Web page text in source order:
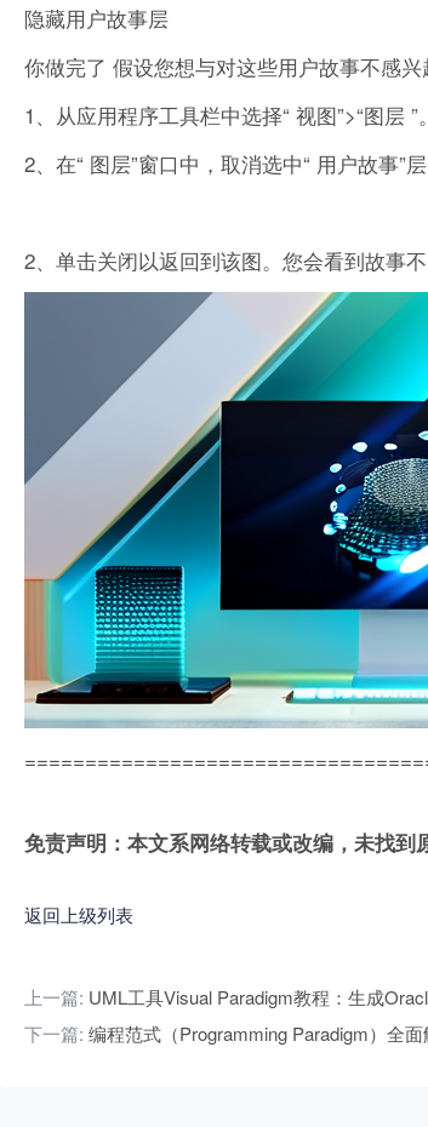
隐藏用户故事层
你做完了 假设您想与对这些用户故事不感兴
1、从应用程序工具栏中选择“ 视图”>“图层 ”。
2、在“ 图层”窗口中，取消选中“ 用户故事”层
2、单击关闭以返回到该图。您会看到故事不
免责声明：本文系网络转载或改编，未找
返回上级列表
上一篇: UML工具Visual Paradigm教程：生成
下一篇: 编程范式（Programming Paradigm）全